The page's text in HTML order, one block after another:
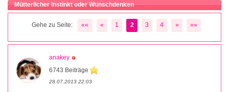
Mütterlicher Instinkt oder Wunschdenken
Gehe zu Seite: «« « 1 2 3 4 » »»
anakey
6743 Beiträge
28.07.2013 22:03